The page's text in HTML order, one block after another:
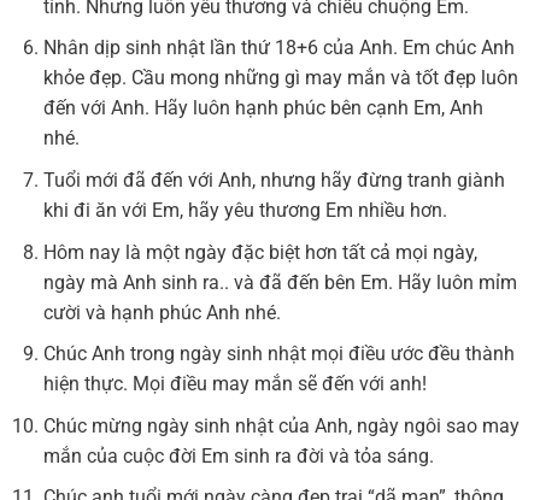
tính. Nhưng luôn yêu thương và chiều chuộng Em.
Nhân dịp sinh nhật lần thứ 18+6 của Anh. Em chúc Anh
khỏe đẹp. Cầu mong những gì may mắn và tốt đẹp luôn
đến với Anh. Hãy luôn hạnh phúc bên cạnh Em, Anh
nhé.
Tuổi mới đã đến với Anh, nhưng hãy đừng tranh giành
khi đi ăn với Em, hãy yêu thương Em nhiều hơn.
Hôm nay là một ngày đặc biệt hơn tất cả mọi ngày,
ngày mà Anh sinh ra.. và đã đến bên Em. Hãy luôn mỉm
cười và hạnh phúc Anh nhé.
Chúc Anh trong ngày sinh nhật mọi điều ước đều thành
hiện thực. Mọi điều may mắn sẽ đến với anh!
Chúc mừng ngày sinh nhật của Anh, ngày ngôi sao may
mắn của cuộc đời Em sinh ra đời và tỏa sáng.